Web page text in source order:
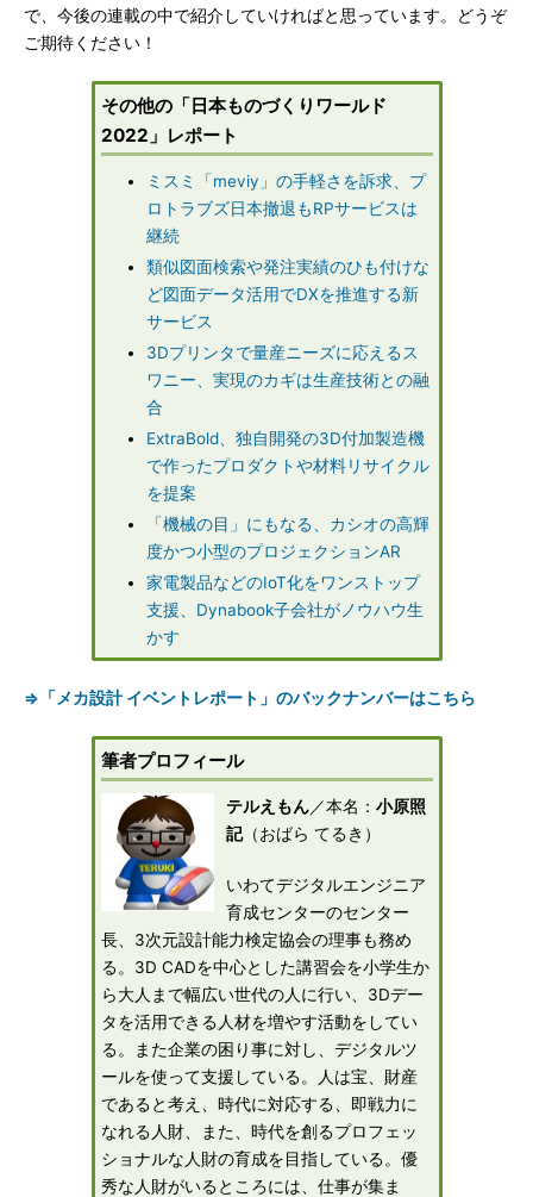
で、今後の連載の中で紹介していければと思っています。どうぞ
ご期待ください！
その他の「日本ものづくりワールド
2022」レポート
ミスミ「meviy」の手軽さを訴求、プ
ロトラブズ日本撤退もRPサービスは
継続
類似図面検索や発注実績のひも付けな
ど図面データ活用でDXを推進する新
サービス
3Dプリンタで量産ニーズに応えるス
ワニー、実現のカギは生産技術との融
合
ExtraBold、独自開発の3D付加製造機
で作ったプロダクトや材料リサイクル
を提案
「機械の目」にもなる、カシオの高輝
度かつ小型のプロジェクションAR
家電製品などのIoT化をワンストップ
支援、Dynabook子会社がノウハウ生
かす
⇒「メカ設計 イベントレポート」のバックナンバーはこちら
筆者プロフィール
テルえもん／本名： 小原照
記（おばら てるき）
いわてデジタルエンジニア
育成センターのセンター
長、3次元設計能力検定協会の理事も務め
る。3D CADを中心とした講習会を小学生か
ら大人まで幅広い世代の人に行い、3Dデー
タを活用できる人材を増やす活動をしてい
る。また企業の困り事に対し、デジタルツ
ールを使って支援している。人は宝、財産
であると考え、時代に対応する、即戦力に
なれる人財、また、時代を創るプロフェッ
ショナルな人財の育成を目指している。優
秀な人財がいるところには、仕事が集ま